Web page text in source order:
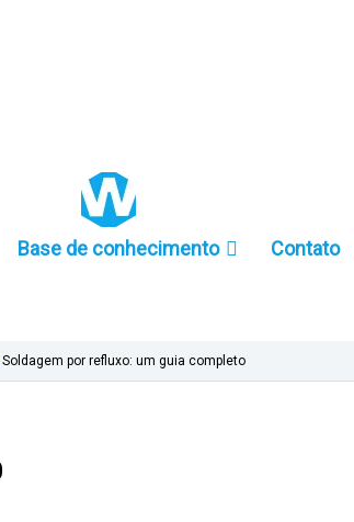
Base de conhecimento Contato
Soldagem por refluxo: um guia completo